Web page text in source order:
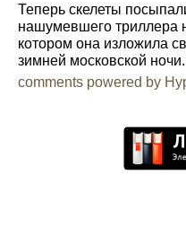
Теперь скелеты
нашумевшего триллера
котором она изложила
зимней московской ночи.
comments powered by